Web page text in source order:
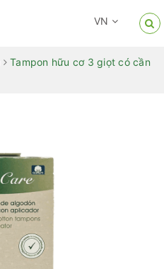
VN
Tampon hữu cơ 3 giọt có cần